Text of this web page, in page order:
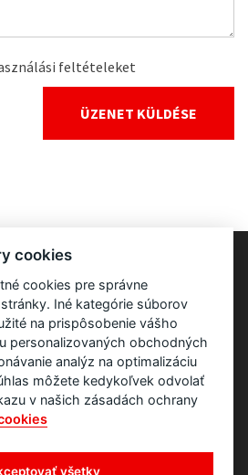
feltételeket
cookies
cookies pre správne
Iné kategórie súborov
na prispôsobenie vášho
personalizovaných obchodných
analýz na optimalizáciu
môžete kedykoľvek odvolať
v našich zásadách ochrany
všetky